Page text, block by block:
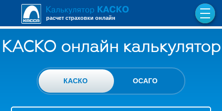
расчет страховки онлайн
КАСКО онлайн калькулятор
КАСКО ОСАГО